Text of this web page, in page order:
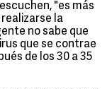
"es más
la
no sabe que
que se contrae
de los 30 a 35